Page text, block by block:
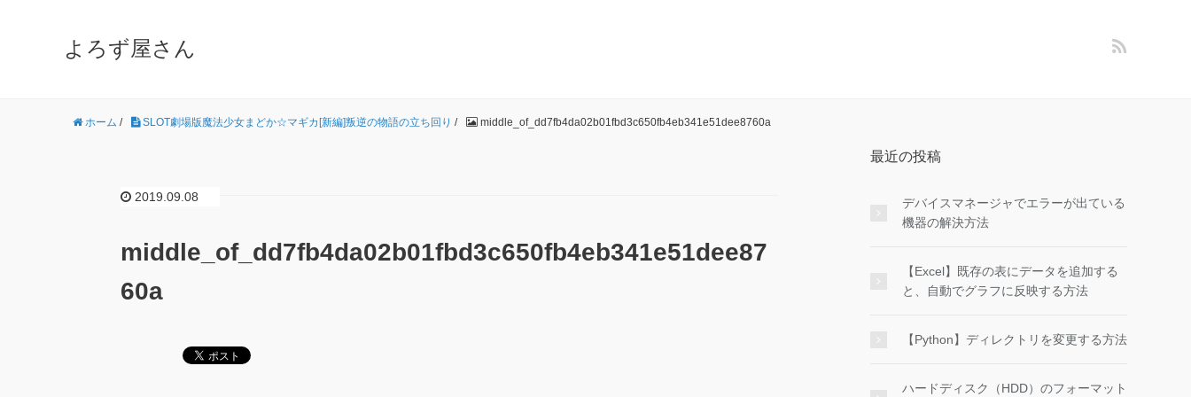
よろず屋さん
ホーム / SLOT劇場版魔法少女まどか☆マギカ[新編]叛逆の物語の立ち回り / middle_of_dd7fb4da02b01fbd3c650fb4eb341e51dee8760a
2019.09.08
middle_of_dd7fb4da02b01fbd3c650fb4eb341e51dee87
60a
最近の投稿
デバイスマネージャでエラーが出ている
機器の解決方法
【Excel】既存の表にデータを追加する
と、自動でグラフに反映する方法
【Python】ディレクトリを変更する方法
ハードディスク（HDD）のフォーマット